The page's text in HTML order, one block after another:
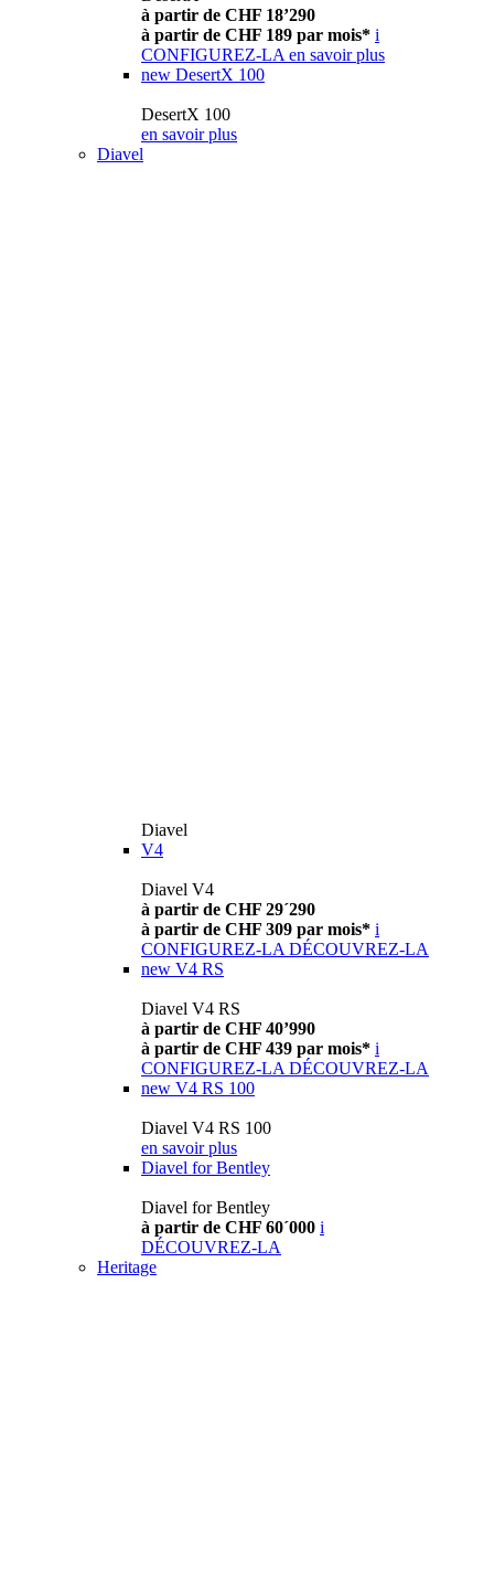
à partir de CHF 18’290
à partir de CHF 189 par mois* i
CONFIGUREZ-LA en savoir plus
new DesertX 100
DesertX 100
en savoir plus
Diavel
Diavel
V4
Diavel V4
à partir de CHF 29´290
à partir de CHF 309 par mois* i
CONFIGUREZ-LA DÉCOUVREZ-LA
new V4 RS
Diavel V4 RS
à partir de CHF 40’990
à partir de CHF 439 par mois* i
CONFIGUREZ-LA DÉCOUVREZ-LA
new V4 RS 100
Diavel V4 RS 100
en savoir plus
Diavel for Bentley
Diavel for Bentley
à partir de CHF 60´000 i
DÉCOUVREZ-LA
Heritage